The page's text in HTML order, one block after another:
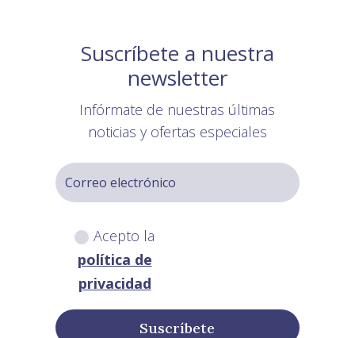
Suscríbete a nuestra
newsletter
Infórmate de nuestras últimas
noticias y ofertas especiales
Acepto la
política de
privacidad
Suscríbete